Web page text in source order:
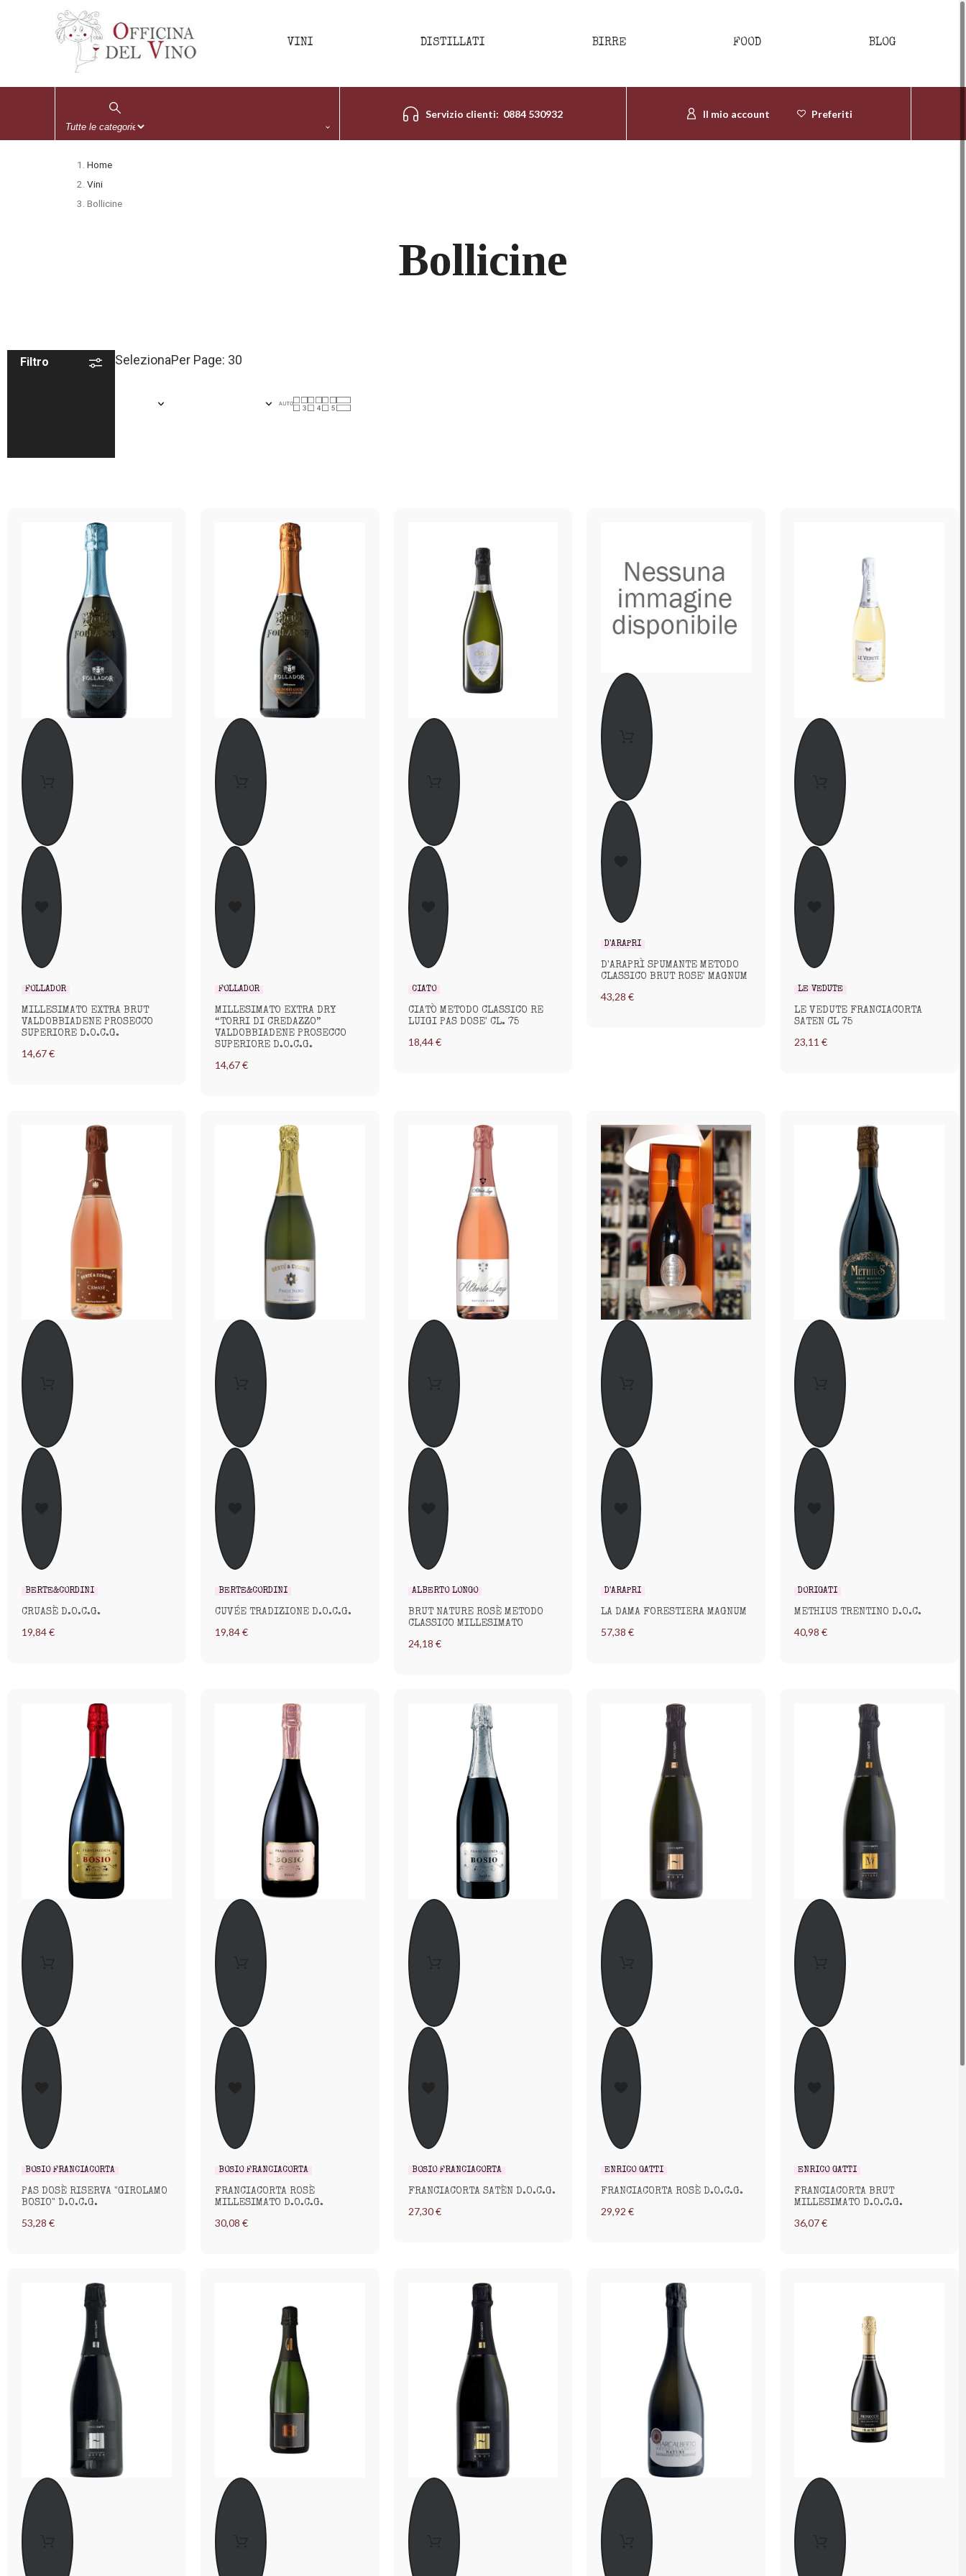
VINI DISTILLATI BIRRE FOOD BLOG
Servizio clienti: 0884 530932 Il mio account Preferiti
Home
Vini
Bollicine
Bollicine
Filtro SelezionaPer Page: 30
FOLLADOR
MILLESIMATO EXTRA BRUT
VALDOBBIADENE PROSECCO
SUPERIORE D.O.C.G.
14,67 €
FOLLADOR
MILLESIMATO EXTRA DRY
“TORRI DI CREDAZZO”
VALDOBBIADENE PROSECCO
SUPERIORE D.O.C.G.
14,67 €
CIATÒ
CIATÒ METODO CLASSICO RE
LUIGI PAS DOSE' CL. 75
18,44 €
D'ARAPRÌ
D'ARAPRÌ SPUMANTE METODO
CLASSICO BRUT ROSE' MAGNUM
43,28 €
LE VEDUTE
LE VEDUTE FRANCIACORTA
SATEN CL 75
23,11 €
BERTÈ&CORDINI
CRUASÈ D.O.C.G.
19,84 €
BERTÈ&CORDINI
CUVÉE TRADIZIONE D.O.C.G.
19,84 €
ALBERTO LONGO
BRUT NATURE ROSÈ METODO
CLASSICO MILLESIMATO
24,18 €
D'ARAPRÌ
LA DAMA FORESTIERA MAGNUM
57,38 €
DORIGATI
METHIUS TRENTINO D.O.C.
40,98 €
BOSIO FRANCIACORTA
PAS DOSÈ RISERVA "GIROLAMO
BOSIO" D.O.C.G.
53,28 €
BOSIO FRANCIACORTA
FRANCIACORTA ROSÈ
MILLESIMATO D.O.C.G.
30,08 €
BOSIO FRANCIACORTA
FRANCIACORTA SATÈN D.O.C.G.
27,30 €
ENRICO GATTI
FRANCIACORTA ROSÈ D.O.C.G.
29,92 €
ENRICO GATTI
FRANCIACORTA BRUT
MILLESIMATO D.O.C.G.
36,07 €